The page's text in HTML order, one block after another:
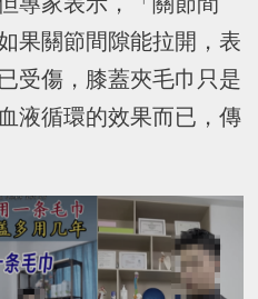
果關節間隙能拉開，表
受傷，膝蓋夾毛巾只是
液循環的效果而已，傳